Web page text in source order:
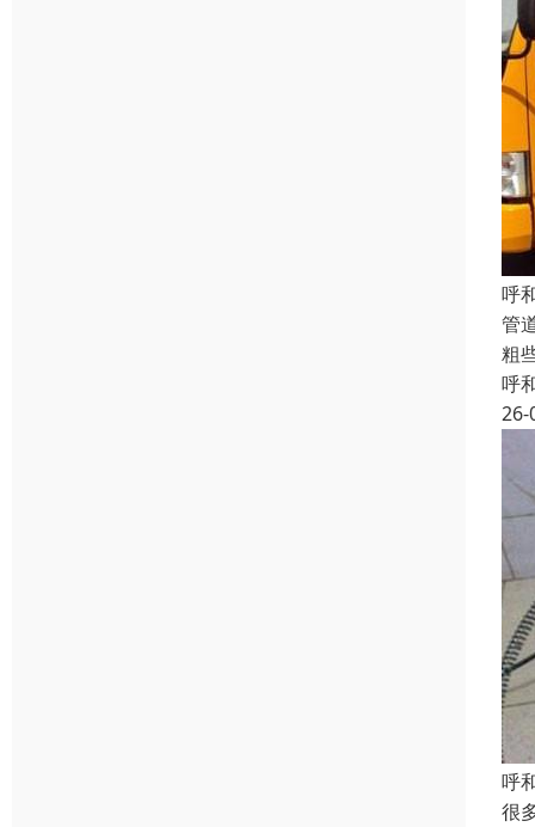
呼
管
粗
呼
26-
呼
很